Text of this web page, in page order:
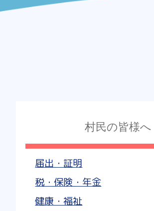
村民の皆様へ
届出・証明
税・保険・年金
健康・福祉